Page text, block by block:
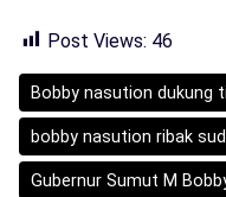
Post Views: 46
Bobby nasution dukung
bobby nasution ribak
Gubernur Sumut M